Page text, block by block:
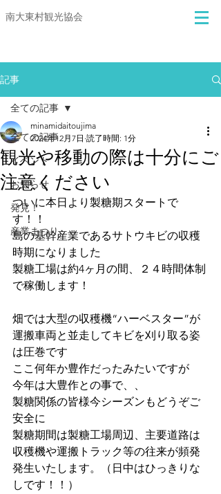
​​南大東村観光協会
記事
全ての記事
イベント
お知らせ
発見！
産業まつり
全ての記事
観光や移動の際は十分にご
注意ください
minamidaitoujima
2024年12月7日 読了時間: 1分
ついに本日より製糖期スタートで
す！！
島の基幹産業であるサトウキビの収穫
時期になりました
製糖工場は約4ヶ月の間、２４時間体制
で稼働します！
畑では大型の収穫機“ハーベスター”が
運搬車両と並走してキビを刈り取る姿
は圧巻です
ここ何年か豊作だったみたいですが
今年は大豊作との事で、、
製糖関係の皆様今シーズンもどうぞご
安全に
製糖期間は製糖工場周辺、主要道路は
収穫機や運搬トラック等の往来が頻発
発生いたします。（日中はひっきりな
しです！！）